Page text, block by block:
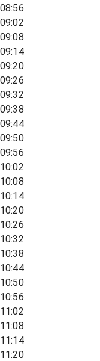
08:56
09:02
09:08
09:14
09:20
09:26
09:32
09:38
09:44
09:50
09:56
10:02
10:08
10:14
10:20
10:26
10:32
10:38
10:44
10:50
10:56
11:02
11:08
11:14
11:20